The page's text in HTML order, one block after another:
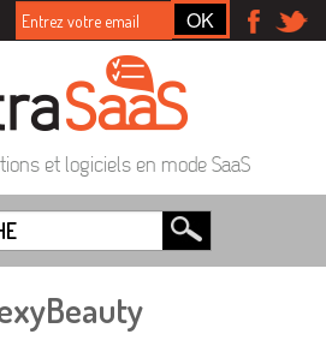
et logiciels en mode SaaS